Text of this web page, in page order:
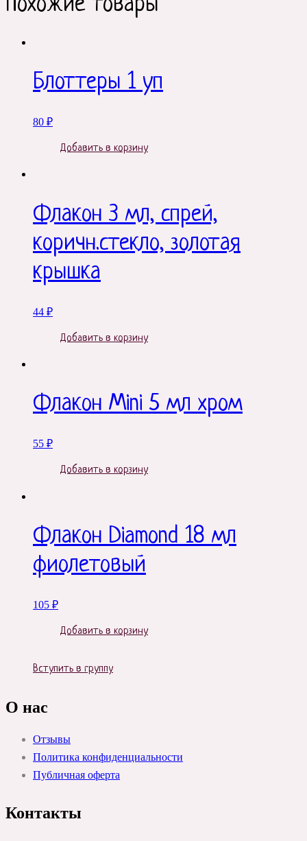
Блоттеры 1 уп
80 ₽
Добавить в корзину
Флакон 3 мл, спрей,
коричн.стекло, золотая
крышка
44 ₽
Добавить в корзину
Флакон Mini 5 мл хром
55 ₽
Добавить в корзину
Флакон Diamond 18 мл
фиолетовый
105 ₽
Добавить в корзину
Вступить в группу
О нас
Отзывы
Политика конфиденциальности
Публичная оферта
Контакты